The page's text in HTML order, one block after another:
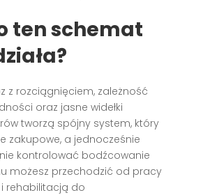
ten schemat
z rozciągnięciem, zależność
oraz jasne widełki
tworzą spójny system, który
zakupowe, a jednocześnie
kontrolować bodźcowanie
możesz przechodzić od pracy
rehabilitacją do